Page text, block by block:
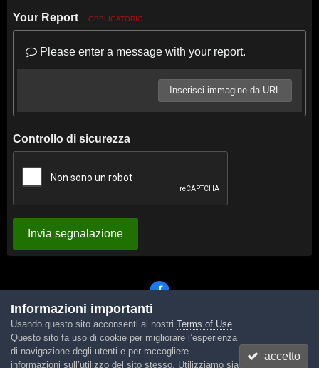
Your Report OBBLIGATORIO
Please enter a message with your report.
Inserisci immagine da URL
Controllo di sicurezza
Invia segnalazione
Lingua Tema Contattaci Cookies
Powered by Invision Community
Informazioni importanti
Usando questo sito acconsenti ai nostri Terms of Use.
Questo sito fa uso di cookie per migliorare l’esperienza
di navigazione degli utenti e per raccogliere
informazioni sull’utilizzo del sito stesso. Utilizziamo sia
accetto